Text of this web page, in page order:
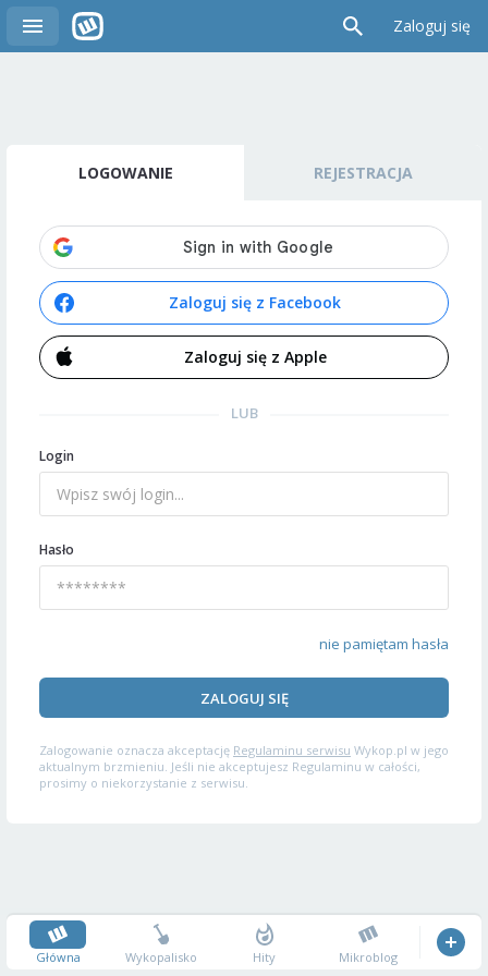
Zaloguj się
LOGOWANIE REJESTRACJA
Zaloguj się z Facebook
Zaloguj się z Apple
LUB
Login
Hasło
nie pamiętam hasła
ZALOGUJ SIĘ
Zalogowanie oznacza akceptację Regulaminu serwisu Wykop.pl w jego
aktualnym brzmieniu. Jeśli nie akceptujesz Regulaminu w całości,
prosimy o niekorzystanie z serwisu.
Główna Wykopalisko Hity Mikroblog